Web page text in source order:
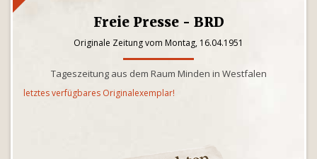
Freie Presse - BRD
Originale Zeitung vom Montag, 16.04.1951
Tageszeitung aus dem Raum Minden in Westfalen
letztes verfügbares Originalexemplar!